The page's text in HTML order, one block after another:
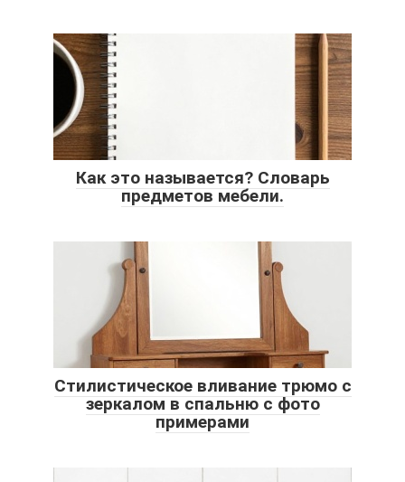
Как это называется? Словарь
предметов мебели.
Стилистическое вливание трюмо с
зеркалом в спальню с фото
примерами